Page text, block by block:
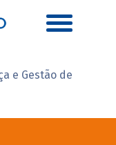
e Gestão de